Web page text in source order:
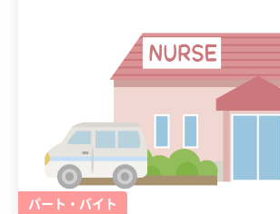
パート・バイト